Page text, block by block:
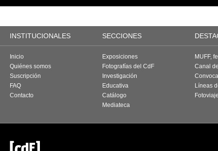
INSTITUCIONALES SECCIONES
Inicio
Quiénes somos
Suscripción
FAQ
Contacto
Exposiciones
Fotografías del CdF
Investigación
Educativa
Catálogo
Mediateca
MUFF,
Canal
Líneas